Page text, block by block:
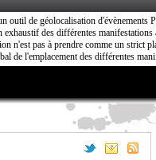
outil de géolocalisation d'évènements
exhaustif des différentes manifestations
n'est pas à prendre comme un strict
de l'emplacement des différentes